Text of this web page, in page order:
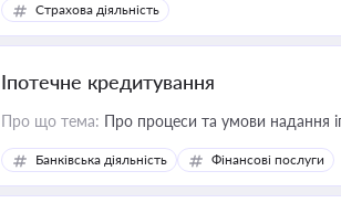
Страхова діяльність
Іпотечне кредитування
Про що тема: Про процеси та умови надання
Банківська діяльність Фінансові послуги